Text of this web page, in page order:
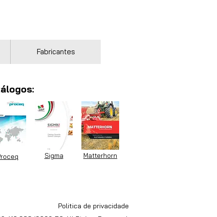
Fabricantes
Sigma Matterhorn
Politica de privacidade